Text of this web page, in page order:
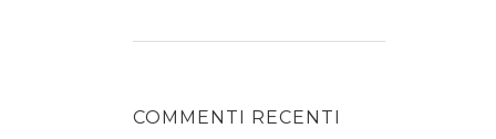
COMMENTI RECENTI